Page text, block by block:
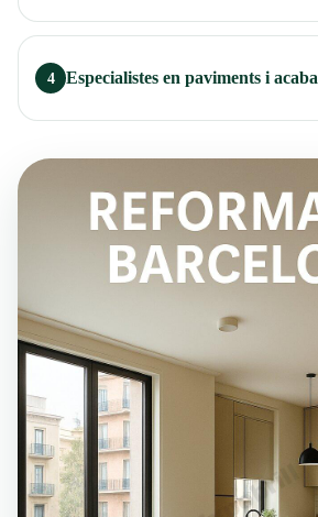
4 Especialistes en paviments i